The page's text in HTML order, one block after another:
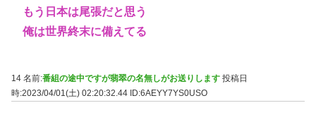
もう日本は尾張だと思う
俺は世界終末に備えてる
14 名前:番組の途中ですが翡翠の名無しがお送りします 投稿日
時:2023/04/01(土) 02:20:32.44 ID:6AEYY7YS0USO